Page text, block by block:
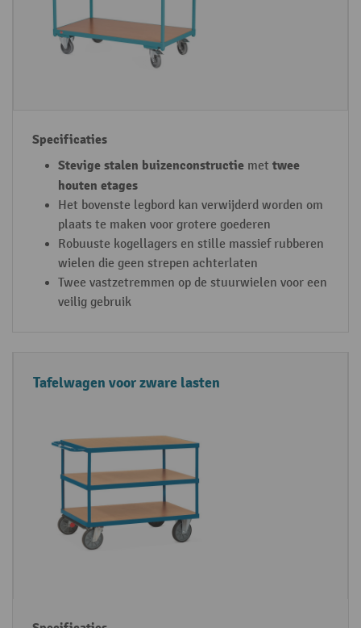
n
g
i
c
Stevige stalen buizenconstructie met twee
houten etages
Het bovenste legbord kan verwijderd worden om
plaats te maken voor grotere goederen
Robuuste kogellagers en stille massief rubberen
wielen die geen strepen achterlaten
Twee vastzetremmen op de stuurwielen voor een
veilig gebruik
Tafelwagen voor zware lasten